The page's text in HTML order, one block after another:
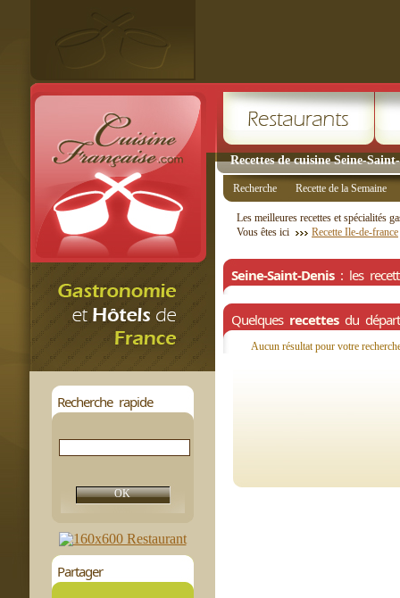
Recettes de cuisine Seine-
Recherche rapide
Partager
Recherche Recette de la Semaine
Les meilleures recettes et spécialités
Vous êtes ici
Recette Ile-de-france
Seine-Saint-Denis: les
Quelques recettesdu
Aucun résultat pour votre